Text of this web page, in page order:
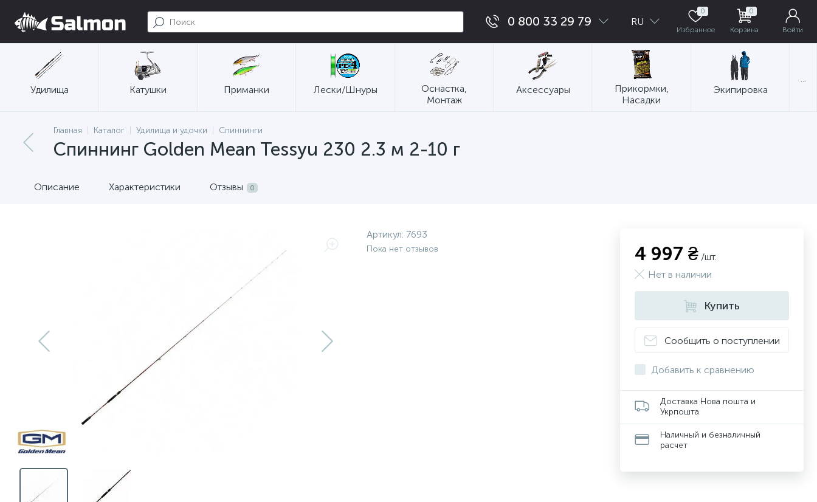
0 800 33 29 79 RU
0
Избранное
0
Корзина Войти
Удилища Катушки Приманки Лески/Шнуры
Оснастка,
Монтаж
Аксессуары
Прикормки,
Насадки
Экипировка
Главная Каталог Удилища и удочки Спиннинги
Спиннинг Golden Mean Tessyu 230 2.3 м 2-10 г
Описание Характеристики Отзывы 0
Артикул: 7693
Пока нет отзывов 4 997 ₴ /шт.
Нет в наличии
Купить
Сообщить о поступлении
Добавить к сравнению
Доставка Нова пошта и
Укрпошта
Наличный и безналичный
расчет